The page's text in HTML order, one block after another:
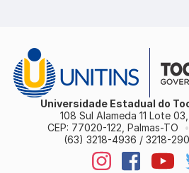
Universidade Estadual do
108 Sul Alameda 11 Lote
CEP: 77020-122, Palmas-TO
•
(63) 3218-4936 / 3218-